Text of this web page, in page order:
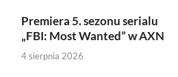
Premiera 5. sezonu serialu
„FBI: Most Wanted” w AXN
4 sierpnia 2026